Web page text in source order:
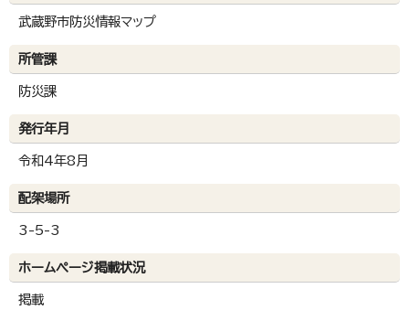
武蔵野市防災情報マップ
所管課
防災課
発行年月
令和4年8月
配架場所
3-5-3
ホームページ掲載状況
掲載